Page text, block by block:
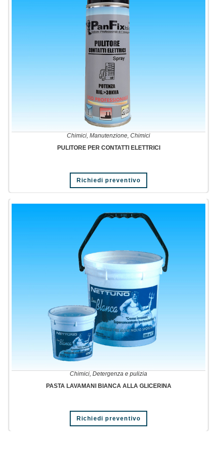
Chimici Manutenzione Chimici
PULITORE PER CONTATTI ELETTRICI
Richiedi preventivo
Chimici, Detergenza e pulizia
PASTA LAVAMANI BIANCA ALLA GLICERINA
Richiedi preventivo
ha